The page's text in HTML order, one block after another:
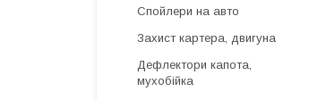
Спойлери на авто
Захист картера, двигуна
Дефлектори капота,
мухобійка